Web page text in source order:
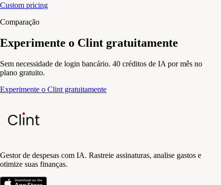
Custom pricing
Comparação
Experimente o Clint gratuitamente
Sem necessidade de login bancário. 40 créditos de IA por mês no
plano gratuito.
Experimente o Clint gratuitamente
Gestor de despesas com IA. Rastreie assinaturas, analise gastos e
otimize suas finanças.